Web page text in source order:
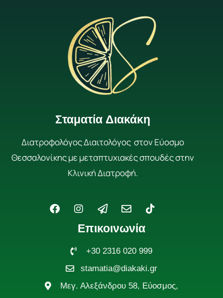
Σταματία Διακάκη
Διατροφολόγος Διαιτολόγος στον Εύοσμο
Θεσσαλονίκης με μεταπτυχιακές σπουδές στην
Κλινική Διατροφή.
F
a
I
n
s
t
a
m
P
a
p
e
-
p
l
a
n
E
n
v
e
o
p
e
T
i
k
Επικοινωνία
+30 2316 020 999
stamatia@diakaki.gr
Μεγ. Αλεξάνδρου 58, Εύοσμος,